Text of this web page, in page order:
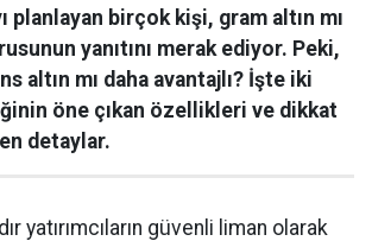
planlayan birçok kişi, gram altın mı
yanıtını merak ediyor. Peki,
altın mı daha avantajlı? İşte iki
öne çıkan özellikleri ve dikkat
detaylar.
yatırımcıların güvenli liman olarak